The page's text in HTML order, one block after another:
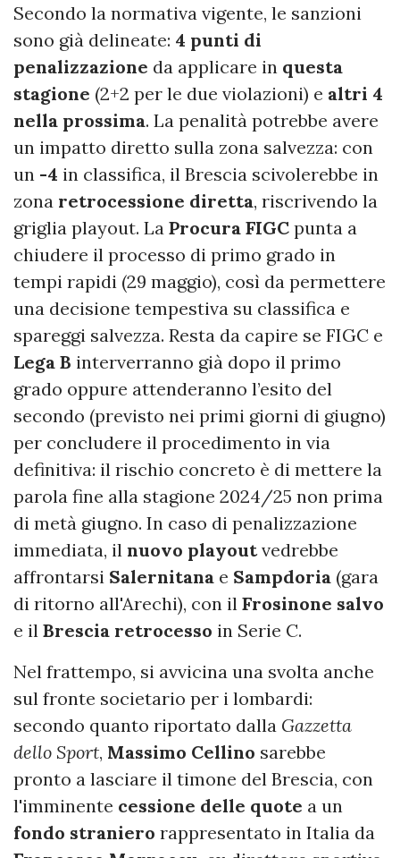
Secondo la normativa vigente, le sanzioni
sono già delineate: 4 punti di
penalizzazione da applicare in questa
stagione (2+2 per le due violazioni) e altri 4
nella prossima. La penalità potrebbe avere
un impatto diretto sulla zona salvezza: con
un -4 in classifica, il Brescia scivolerebbe in
zona retrocessione diretta, riscrivendo la
griglia playout. La Procura FIGC punta a
chiudere il processo di primo grado in
tempi rapidi (29 maggio), così da permettere
una decisione tempestiva su classifica e
spareggi salvezza. Resta da capire se FIGC e
Lega B interverranno già dopo il primo
grado oppure attenderanno l’esito del
secondo (previsto nei primi giorni di giugno)
per concludere il procedimento in via
definitiva: il rischio concreto è di mettere la
parola fine alla stagione 2024/25 non prima
di metà giugno. In caso di penalizzazione
immediata, il nuovo playoutvedrebbe
affrontarsi Salernitana e Sampdoria (gara
di ritorno all'Arechi), con il Frosinone salvo
e il Brescia retrocesso in Serie C.
Nel frattempo, si avvicina una svolta anche
sul fronte societario per i lombardi:
secondo quanto riportato dalla Gazzetta
dello Sport, Massimo Cellino sarebbe
pronto a lasciare il timone del Brescia, con
l'imminente cessione delle quote a un
fondo straniero rappresentato in Italia da